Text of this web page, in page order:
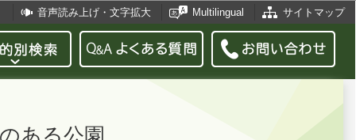
音声読み上げ・文字拡大 Multilingual サイトマップ
ある公園